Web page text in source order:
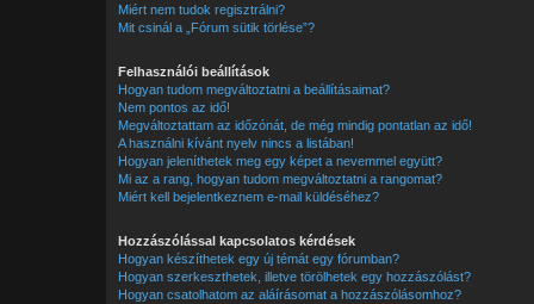
Miért nem tudok regisztrálni?
Mit csinál a „Fórum sütik törlése”?
Felhasználói beállítások
Hogyan tudom megváltoztatni a beállításaimat?
Nem pontos az idő!
Megváltoztattam az időzónát, de még mindig pontatlan az idő!
A használni kívánt nyelv nincs a listában!
Hogyan jeleníthetek meg egy képet a nevemmel együtt?
Mi az a rang, hogyan tudom megváltoztatni a rangomat?
Miért kell bejelentkeznem e-mail küldéséhez?
Hozzászólással kapcsolatos kérdések
Hogyan készíthetek egy új témát egy fórumban?
Hogyan szerkeszthetek, illetve törölhetek egy hozzászólást?
Hogyan csatolhatom az aláírásomat a hozzászólásomhoz?